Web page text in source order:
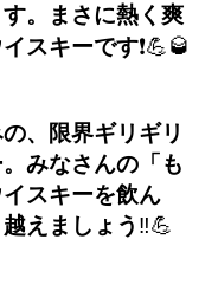
。まさに熱く爽
スキーです❗️💪🥃
、限界ギリギリ
みなさんの「も
イスキーを飲ん
えましょう ‼️💪